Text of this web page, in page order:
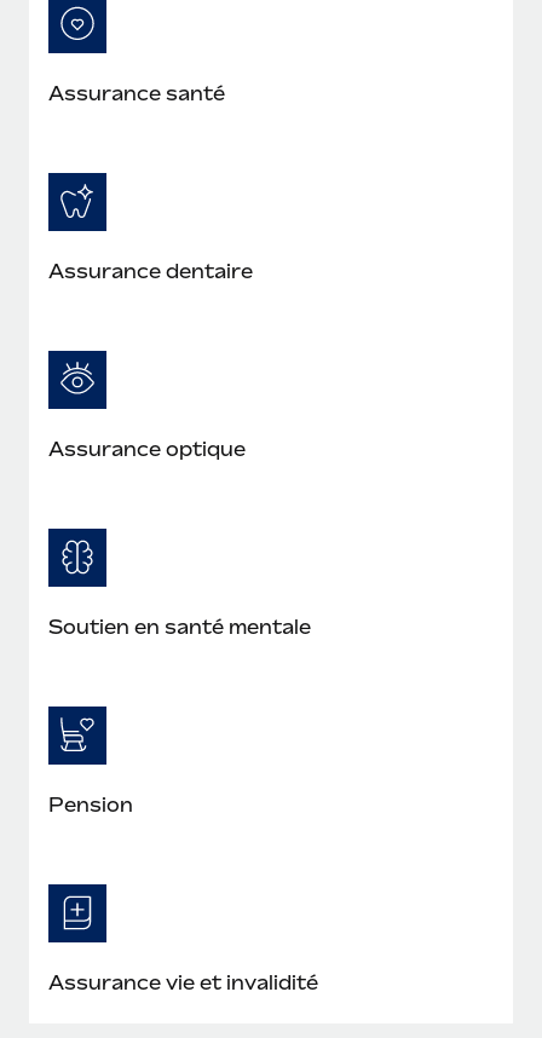
Assurance santé
Assurance dentaire
Assurance optique
Soutien en santé mentale
Pension
Assurance vie et invalidité